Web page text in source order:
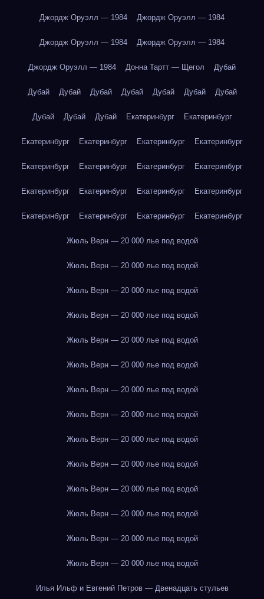
Джордж Оруэлл — 1984 Джордж Оруэлл — 1984
Джордж Оруэлл — 1984 Джордж Оруэлл — 1984
Джордж Оруэлл — 1984 Донна Тартт — Щегол Дубай
Дубай Дубай Дубай Дубай Дубай Дубай Дубай
Дубай Дубай Дубай Екатеринбург Екатеринбург
Екатеринбург Екатеринбург Екатеринбург Екатеринбург
Екатеринбург Екатеринбург Екатеринбург Екатеринбург
Екатеринбург Екатеринбург Екатеринбург Екатеринбург
Екатеринбург Екатеринбург Екатеринбург Екатеринбург
Жюль Верн — 20 000 лье под водой
Жюль Верн — 20 000 лье под водой
Жюль Верн — 20 000 лье под водой
Жюль Верн — 20 000 лье под водой
Жюль Верн — 20 000 лье под водой
Жюль Верн — 20 000 лье под водой
Жюль Верн — 20 000 лье под водой
Жюль Верн — 20 000 лье под водой
Жюль Верн — 20 000 лье под водой
Жюль Верн — 20 000 лье под водой
Жюль Верн — 20 000 лье под водой
Жюль Верн — 20 000 лье под водой
Жюль Верн — 20 000 лье под водой
Жюль Верн — 20 000 лье под водой
Илья Ильф и Евгений Петров — Двенадцать стульев